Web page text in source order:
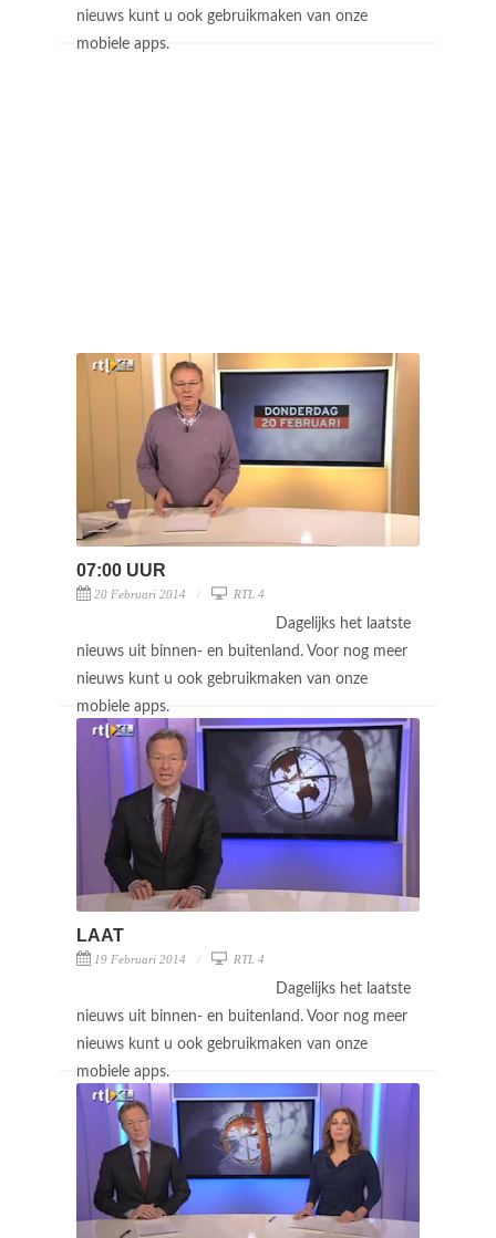
nieuws kunt u ook gebruikmaken van onze
mobiele apps.
07:00 UUR
20 Februari 2014 RTL 4
Dagelijks het laatste
nieuws uit binnen- en buitenland. Voor nog meer
nieuws kunt u ook gebruikmaken van onze
mobiele apps.
LAAT
19 Februari 2014 RTL 4
Dagelijks het laatste
nieuws uit binnen- en buitenland. Voor nog meer
nieuws kunt u ook gebruikmaken van onze
mobiele apps.